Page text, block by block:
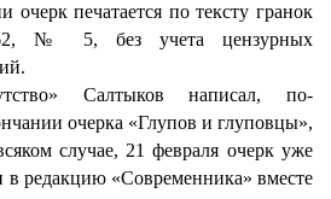
очерк печатается по тексту гранок
№ 5, без учета цензурных
Салтыков написал, по-
очерка «Глупов и глуповцы»,
случае, 21 февраля очерк уже
в редакцию «Современника» вместе